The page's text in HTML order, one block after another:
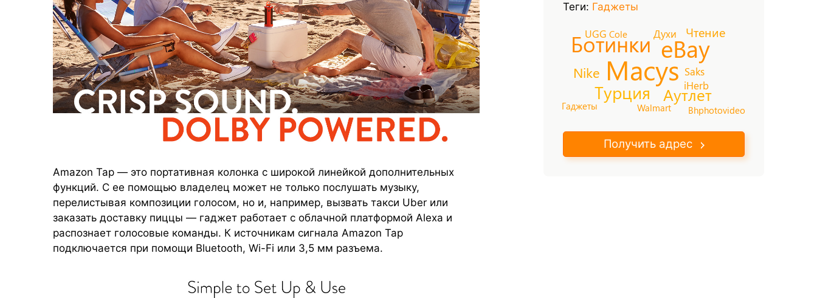
Теги: Гаджеты
Macys
eBay
Ботинки
Турция Аутлет
Nike
Чтение
Saks
iHerb
Духи
UGG Cole
Гаджеты Bhphotovideo
Walmart
Получить адрес
Amazon Tap — это портативная колонка с широкой линейкой дополнительных
функций. С ее помощью владелец может не только послушать музыку,
перелистывая композиции голосом, но и, например, вызвать такси Uber или
заказать доставку пиццы — гаджет работает с облачной платформой Alexa и
распознает голосовые команды. К источникам сигнала Amazon Tap
подключается при помощи Bluetooth, Wi-Fi или 3,5 мм разъема.